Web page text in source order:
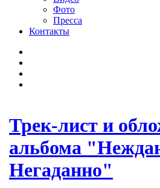
Фото
Пресса
Контакты
Трек-лист и
альбома
Негаданно"